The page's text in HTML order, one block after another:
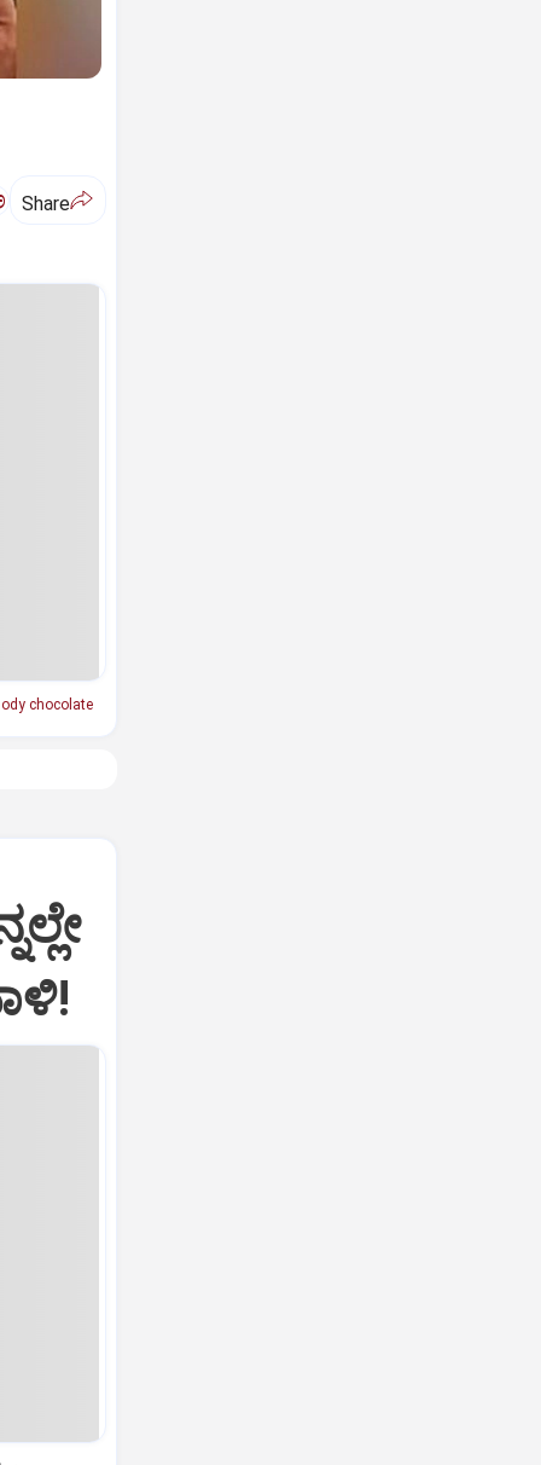
Share
chocolate